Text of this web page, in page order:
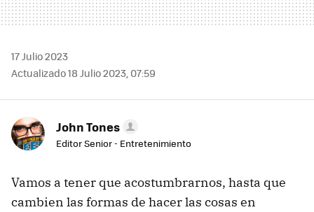
17 Julio 2023
Actualizado 18 Julio 2023, 07:59
John Tones
Editor Senior - Entretenimiento
Vamos a tener que acostumbrarnos, hasta que
cambien las formas de hacer las cosas en